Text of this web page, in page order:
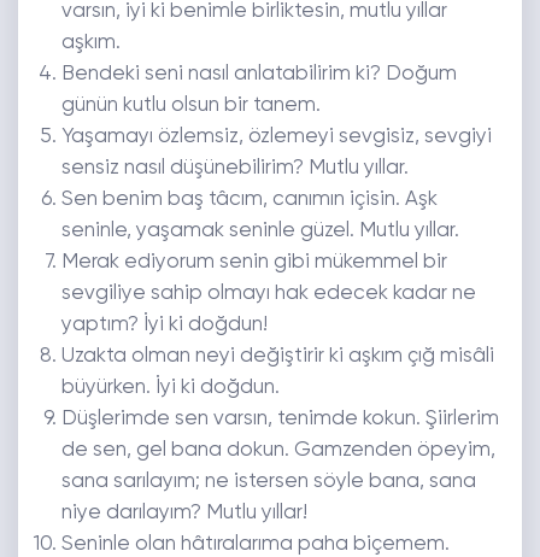
varsın, iyi ki benimle birliktesin, mutlu yıllar
aşkım.
Bendeki seni nasıl anlatabilirim ki? Doğum
günün kutlu olsun bir tanem.
Yaşamayı özlemsiz, özlemeyi sevgisiz, sevgiyi
sensiz nasıl düşünebilirim? Mutlu yıllar.
Sen benim baş tâcım, canımın içisin. Aşk
seninle, yaşamak seninle güzel. Mutlu yıllar.
Merak ediyorum senin gibi mükemmel bir
sevgiliye sahip olmayı hak edecek kadar ne
yaptım? İyi ki doğdun!
Uzakta olman neyi değiştirir ki aşkım çığ misâli
büyürken. İyi ki doğdun.
Düşlerimde sen varsın, tenimde kokun. Şiirlerim
de sen, gel bana dokun. Gamzenden öpeyim,
sana sarılayım; ne istersen söyle bana, sana
niye darılayım? Mutlu yıllar!
Seninle olan hâtıralarıma paha biçemem.